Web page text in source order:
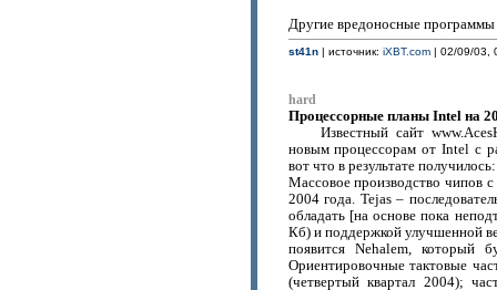
Другие вредоносные
st41n| источник: iXBT.com| 02/09/03,
hard
Процессорные планы Intel на
Известный сайт
новым процессорам от Intel с
вот что в результате получилось:
Массовое производство чипов
2004 года. Tejas –
обладать [на основе пока
Кб) и поддержкой улучшенной
появится Nehalem, который
Ориентировочные тактовые
(четвертый квартал 2004);